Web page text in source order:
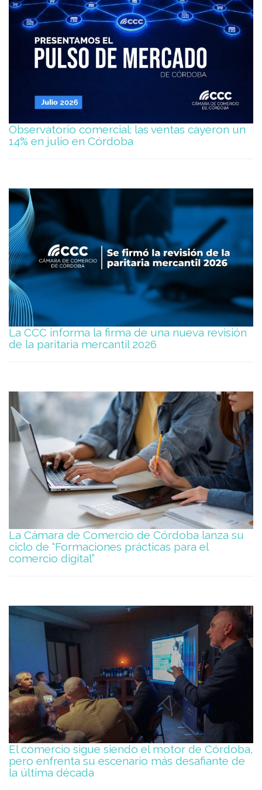
Observatorio comercial: las ventas cayeron un
14% en julio en Córdoba
La CCC informa la firma de una nueva revisión
de la paritaria mercantil 2026
La Cámara de Comercio de Córdoba lanza su
ciclo de “Formaciones prácticas para el
comercio digital”
El comercio sigue siendo el motor de Córdoba,
pero enfrenta su escenario más desafiante de
la última década